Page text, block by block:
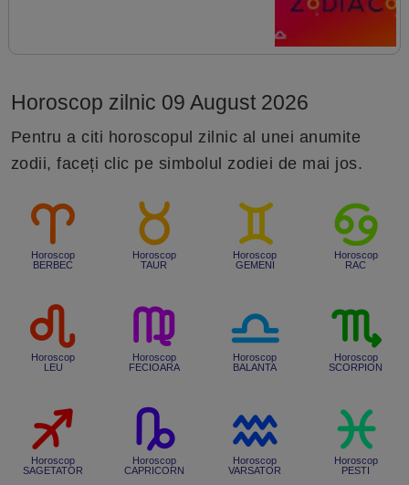
Horoscop zilnic 09 August 2026
Pentru a citi horoscopul zilnic al unei anumite
zodii, faceți clic pe simbolul zodiei de mai jos.
Horoscop
BERBEC
Horoscop
TAUR
Horoscop
GEMENI
Horoscop
RAC
Horoscop
LEU
Horoscop
FECIOARA
Horoscop
BALANTA
Horoscop
SCORPION
Horoscop
SAGETATOR
Horoscop
CAPRICORN
Horoscop
VARSATOR
Horoscop
PESTI